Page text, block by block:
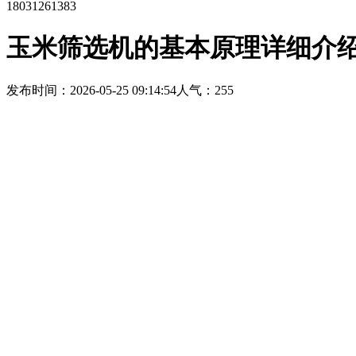
18031261383
玉米筛选机的基本原理详细介
发布时间：2026-05-25 09:14:54人气：255